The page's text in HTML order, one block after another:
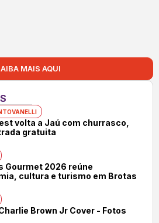
MAIS AQUI
volta a Jaú com churrasco,
gratuita
Gourmet 2026 reúne
cultura e turismo em Brotas
Brown Jr Cover - Fotos